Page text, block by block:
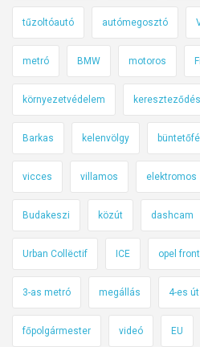
tűzoltóautó autómegosztó
metró BMW motoros
környezetvédelem kereszteződés
Barkas kelenvölgy
vicces villamos elektromos
Budakeszi közút dashcam
Urban Collëctif ICE opel
3-as metró megállás 4-es út
főpolgármester videó EU